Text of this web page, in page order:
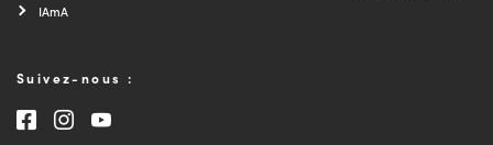
IAmA
Suivez-nous :
Consultez notre page Facebook
Consultez notre page Instagram
Consultez notre chaîne Youtube